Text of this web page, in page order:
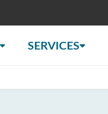
SERVICES